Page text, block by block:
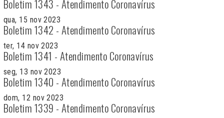
Boletim 1343 - Atendimento Coronavírus
qua, 15 nov 2023
Boletim 1342 - Atendimento Coronavírus
ter, 14 nov 2023
Boletim 1341 - Atendimento Coronavírus
seg, 13 nov 2023
Boletim 1340 - Atendimento Coronavírus
dom, 12 nov 2023
Boletim 1339 - Atendimento Coronavírus